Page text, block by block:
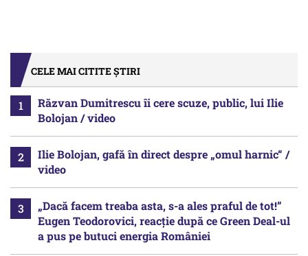
CELE MAI CITITE ȘTIRI
Răzvan Dumitrescu îi cere scuze, public, lui Ilie
Bolojan / video
Ilie Bolojan, gafă în direct despre „omul harnic“ /
video
„Dacă facem treaba asta, s-a ales praful de tot!”
Eugen Teodorovici, reacție după ce Green Deal-ul
a pus pe butuci energia României